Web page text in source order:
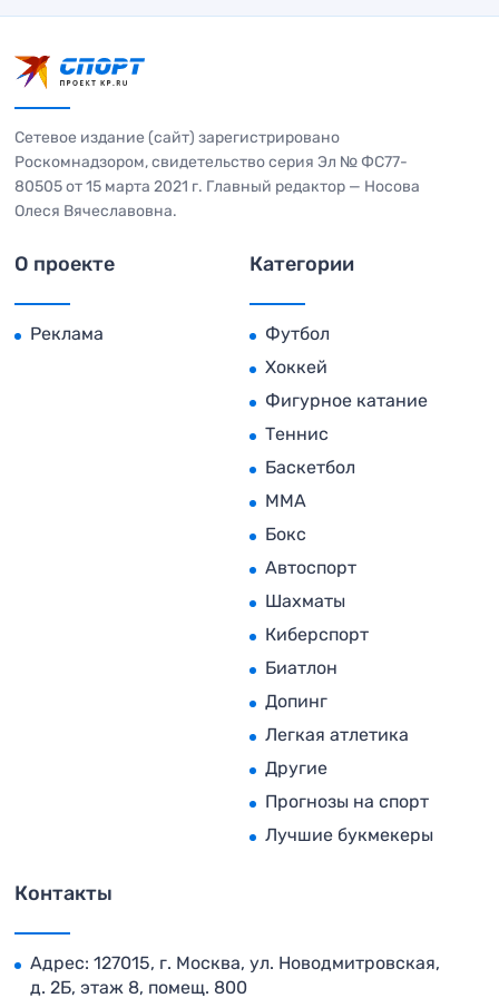
Сетевое издание (сайт) зарегистрировано
Роскомнадзором, свидетельство серия Эл № ФС77-
80505 от 15 марта 2021 г. Главный редактор — Носова
Олеся Вячеславовна.
О проекте
Реклама
Категории
Футбол
Хоккей
Фигурное катание
Теннис
Баскетбол
MMA
Бокс
Автоспорт
Шахматы
Киберспорт
Биатлон
Допинг
Легкая атлетика
Другие
Прогнозы на спорт
Лучшие букмекеры
Контакты
Адрес: 127015, г. Москва, ул. Новодмитровская,
д. 2Б, этаж 8, помещ. 800